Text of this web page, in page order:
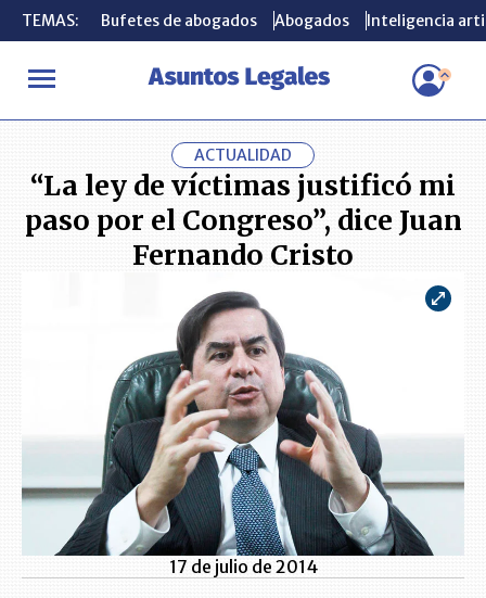
TEMAS: Bufetes de abogados Abogados Inteligencia
INICIO ACTUALIDAD “La ley de víctimas justificó mi paso por
TEMAS: Bufetes de abogados Abogados Inteligencia
ACTUALIDAD
“La ley de víctimas justificó mi
paso por el Congreso”, dice Juan
Fernando Cristo
17 de julio de 2014